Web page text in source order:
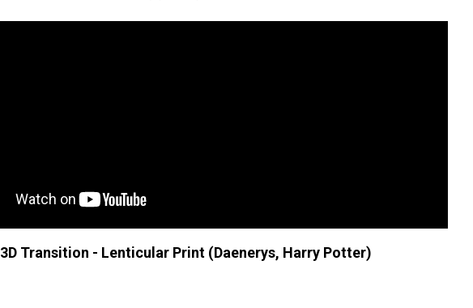
3D Transition - Lenticular Print (Daenerys, Harry Potter)